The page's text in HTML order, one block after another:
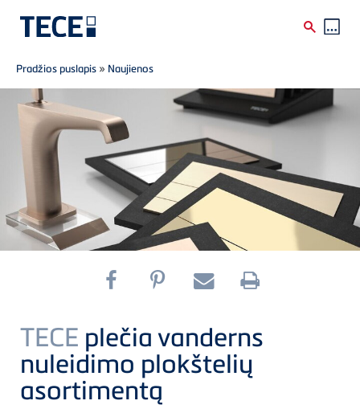
Skip to main content
Breadcrumb
Pradžios puslapis » Naujienos
TECE plečia vanderns
nuleidimo plokštelių
asortimentą